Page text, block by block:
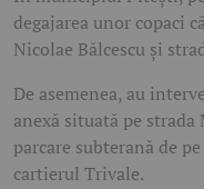
degajarea unor copaci
Nicolae Bălcescu și
De asemenea, au
anexă situată pe
parcare subterană de
cartierul Trivale.